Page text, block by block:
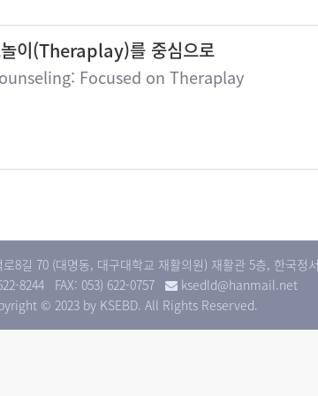
놀이(Theraplay)를 중심으로
Focused on Theraplay
8길 70 (대명동, 대구대학교 재활의원) 재활관 5층, 한국정
8244
FAX: 053) 622-0757
ksedld@hanmail.net
© 2023 by KSEBD. All Rights Reserved.